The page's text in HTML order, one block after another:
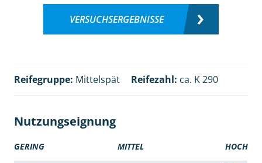
VERSUCHSERGEBNISSE
Reifegruppe: Mittelspät Reifezahl: ca. K 290
Nutzungseignung
GERING MITTEL HOCH